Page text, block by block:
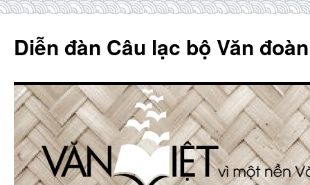
content
Diễn đàn Câu lạc bộ Văn